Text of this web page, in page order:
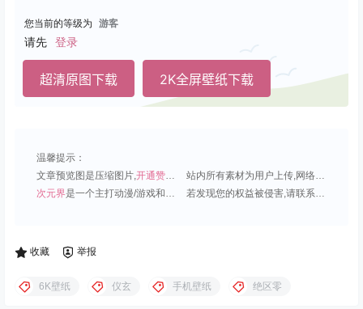
您当前的等级为 游客
请先 登录
超清原图下载 2K全屏壁纸下载
温馨提示：
文章预览图是压缩图片,开通赞助会员 可免费下载超清原图;
站内所有素材为用户上传,网络分享或原创,请勿用于商业用途;
次元界是一个主打动漫/游戏和虚拟偶像角色的插画壁纸平台; 若发现您的权益被侵害,请联系QQ1815919191,我们尽快处理.
收藏 举报
6K壁纸 仪玄 手机壁纸 绝区零